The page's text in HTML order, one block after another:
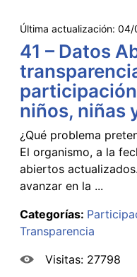
Última actualización: 04/
41 – Datos
niños, niñas
¿Qué problema
El organismo, a la
abiertos
avanzar en la ...
Categorías:
Transparencia
Visitas: 27798